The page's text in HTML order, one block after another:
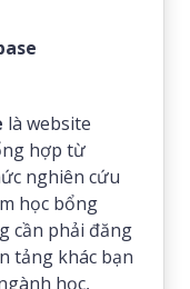
là website
hợp từ
nghiên cứu
học bổng
cần phải đăng
tảng khác bạn
học,